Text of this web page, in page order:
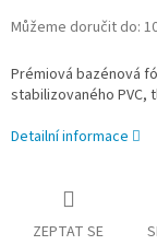
Můžeme doručit do:
Prémiová bazénová
stabilizovaného PVC,
Detailní informace
ZEPTAT SE